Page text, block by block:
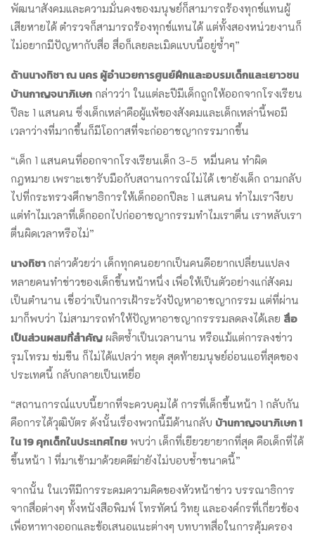
พัฒนาสังคมและความมั่นคงของมนุษย์ก็สามารถร้องทุกข์แทนผู้
เสียหายได้ ตำรวจก็สามารถร้องทุกข์แทนได้ แต่ทั้งสองหน่วยงานก็
ไม่อยากมีปัญหากับสื่อ สื่อก็เลยละเมิดแบบนี้อยู่ซ้ำๆ”
ด้านนางทิชา ณ นคร ผู้อำนวยการศูนย์ฝึกและอบรมเด็กและเยาวชน
บ้านกาญจนาภิเษก กล่าวว่า ในแต่ละปีมีเด็กถูกให้ออกจากโรงเรียน
ปีละ 1 แสนคน ซึ่งเด็กเหล่าคือผู้แพ้ของสังคมและเด็กเหล่านี้พอมี
เวลาว่างที่มากขึ้นก็มีโอกาสที่จะก่ออาชญากรรมากขึ้น
“เด็ก 1 แสนคนที่ออกจากโรงเรียนเด็ก 3-5 หมื่นคน ทำผิด
กฎหมาย เพราะเขารับมือกับสถานการณ์ไม่ได้ เขายังเด็ก ถามกลับ
ไปที่กระทรวงศึกษาธิการให้เด็กออกปีละ 1 แสนคน ทำไมเรางียบ
แต่ทำไมเวลาที่เด็กออกไปก่ออาชญากรรมทำไมเราตื่น เราหลับเรา
ตื่นผิดเวลาหรือไม่”
นางทิชา กล่าวด้วยว่า เด็กทุกคนอยากเป็นคนดีอยากเปลี่ยนแปลง
หลายคนทำข่าวของเด็กขึ้นหน้าหนึ่ง เพื่อให้เป็นตัวอย่างแก่สังคม
เป็นตำนาน เชื่อว่าเป็นการเฝ้าระวังปัญหาอาชญากรรม แต่ที่ผ่าน
มาก็พบว่า ไม่สามารถทำให้ปัญหาอาชญากรรรมลดลงได้เลย สื่อ
เป็นส่วนผสมที่สำคัญ ผลิตซ้ำเป็นเวลานาน หรือแม้แต่การลงข่าว
รุมโทรม ข่มขืน ก็ไม่ได้แปลว่า หยุด สุดท้ายมนุษย์อ่อนแอที่สุดของ
ประเทศนี้ กลับกลายเป็นเหยื่อ
“สถานการณ์แบบนี้ยากที่จะควบคุมได้ การที่เด็กขึ้นหน้า 1 กลับกัน
คือการได้วุฒิบัตร ดังนั้นเรื่องพวกนี้มีด้านกลับ บ้านกาญจนาภิเษก 1
ใน 19 คุกเด็กในประเทศไทย พบว่า เด็กที่เยียวยายากที่สุด คือเด็กที่ได้
ขึ้นหน้า 1 ที่มาเข้ามาด้วยคดีฆ่ายังไม่บอบช้ำขนาดนี้”
จากนั้น ในเวทีมีการระดมความคิดของหัวหน้าข่าว บรรณาธิการ
จากสื่อต่างๆ ทั้งหนังสือพิมพ์ โทรทัศน์ วิทยุ และองค์กรที่เกี่ยวข้อง
เพื่อหาทางออกและข้อเสนอแนะต่างๆ บทบาทสื่อในการคุ้มครอง